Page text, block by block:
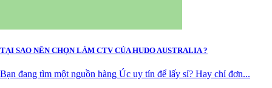
TẠI SAO NÊN CHỌN LÀM CTV CỦA HUDO AUSTRALIA ?
Bạn đang tìm một nguồn hàng Úc uy tín để lấy sỉ? Hay chỉ đơn...